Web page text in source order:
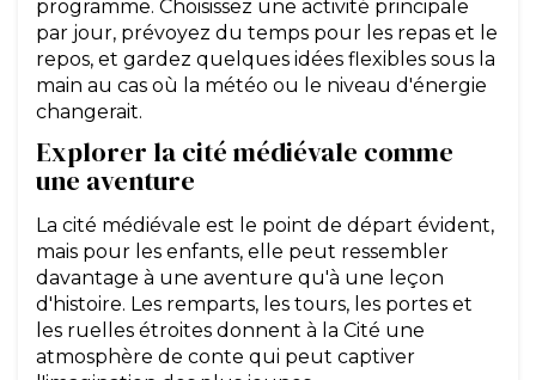
programme. Choisissez une activité principale
par jour, prévoyez du temps pour les repas et le
repos, et gardez quelques idées flexibles sous la
main au cas où la météo ou le niveau d'énergie
changerait.
Explorer la cité médiévale comme
une aventure
La cité médiévale est le point de départ évident,
mais pour les enfants, elle peut ressembler
davantage à une aventure qu'à une leçon
d'histoire. Les remparts, les tours, les portes et
les ruelles étroites donnent à la Cité une
atmosphère de conte qui peut captiver